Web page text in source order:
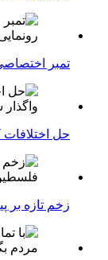
تمبر
حل
زخم تازه بر